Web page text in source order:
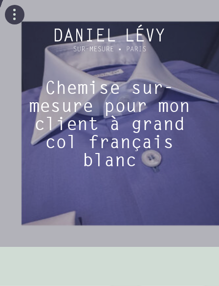
Chemise sur-
mesure pour mon
client à grand
col français
blanc